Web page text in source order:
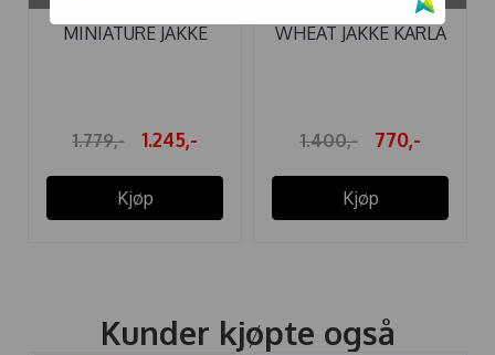
MINIATURE JAKKE
1.779,- 1.245,-
Kjøp
WHEAT JAKKE KARLA
1.400,- 770,-
Kjøp
Kunder kjøpte også